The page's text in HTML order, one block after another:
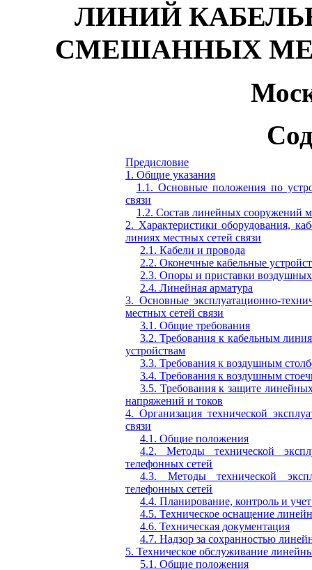
ЛИНИЙ
СМЕШАННЫХ
Предисловие
1. Общие указания
1.1. Основные положения по
связи
1.2. Состав линейных сооружений
2. Характеристики оборудования,
линиях местных сетей связи
2.1. Кабели и провода
2.2. Оконечные кабельные
2.3. Опоры и приставки
2.4. Линейная арматура
3. Основные эксплуатационно-
местных сетей связи
3.1. Общие требования
3.2. Требования к кабельным
устройствам
3.3. Требования к воздушным
3.4. Требования к воздушным
3.5. Требования к защите
напряжений и токов
4. Организация технической
связи
4.1. Общие положения
4.2. Методы технической
телефонных сетей
4.3. Методы технической
телефонных сетей
4.4. Планирование, контроль и
4.5. Техническое оснащение
4.6. Техническая документация
4.7. Надзор за сохранностью
5. Техническое обслуживание
5.1. Общие положения